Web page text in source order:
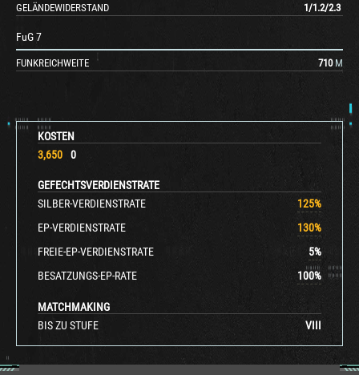
KOSTEN
3,650
0
GEFECHTSVERDIENSTRATE
SILBER-VERDIENSTRATE
125%
EP-VERDIENSTRATE
130%
FREIE-EP-VERDIENSTRATE
5%
BESATZUNGS-EP-RATE
100%
MATCHMAKING
BIS ZU STUFE
VIII
GELÄNDEWIDERSTAND
1/1.2/2.3
FuG 7
FUNKREICHWEITE 710 M